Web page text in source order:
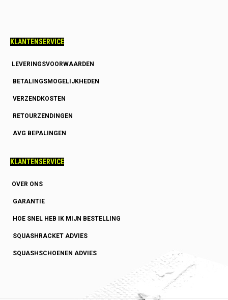
KLANTENSERVICE
LEVERINGSVOORWAARDEN
BETALINGSMOGELIJKHEDEN
VERZENDKOSTEN
RETOURZENDINGEN
AVG BEPALINGEN
KLANTENSERVICE
OVER ONS
GARANTIE
HOE SNEL HEB IK MIJN BESTELLING
SQUASHRACKET ADVIES
SQUASHSCHOENEN ADVIES